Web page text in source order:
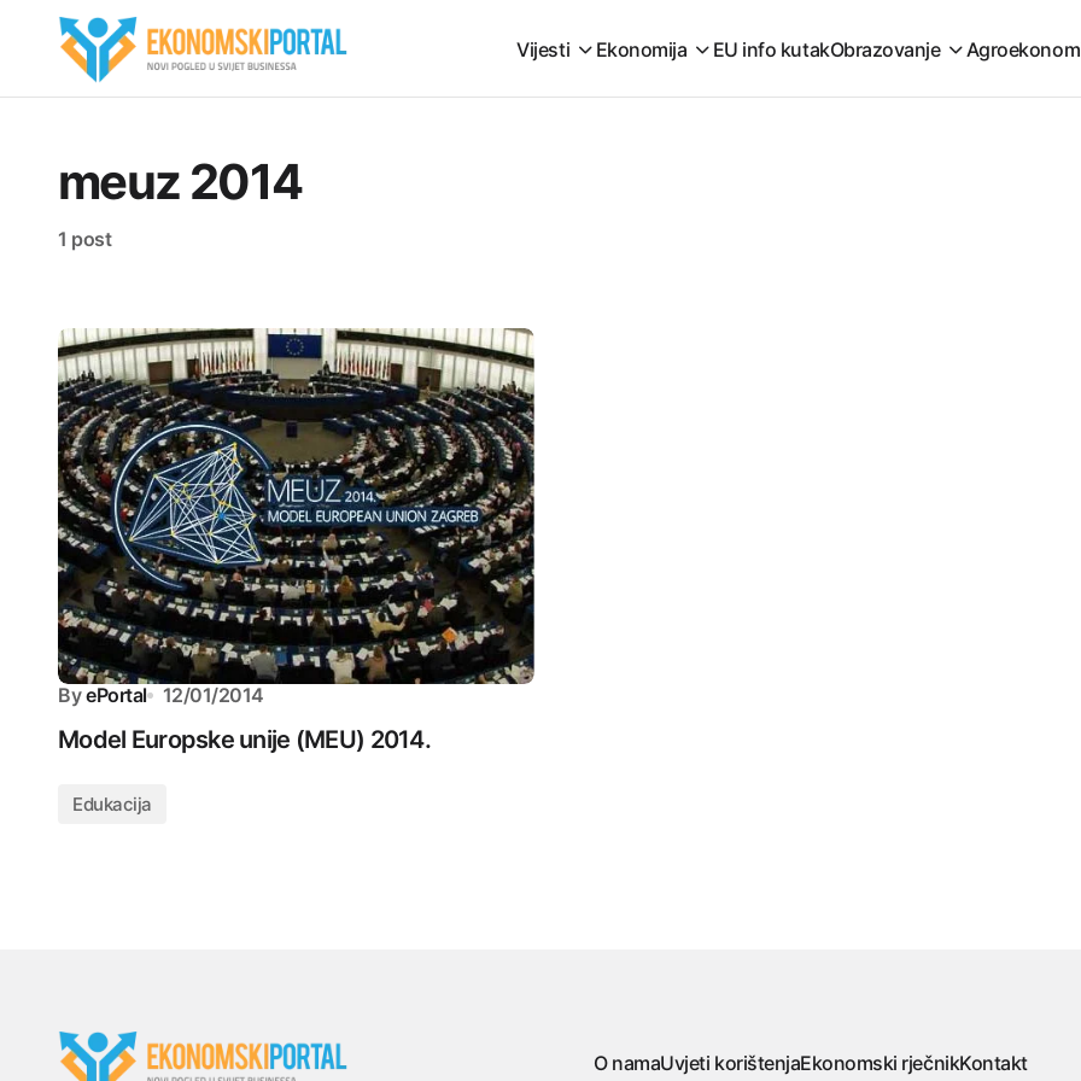
Vijesti Ekonomija EU info kutakObrazovanje
meuz 2014
1 post
By ePortal 12/01/2014
Model Europske unije (MEU) 2014.
Edukacija
O namaUvjeti korištenjaEkonomski rječnikKontakt